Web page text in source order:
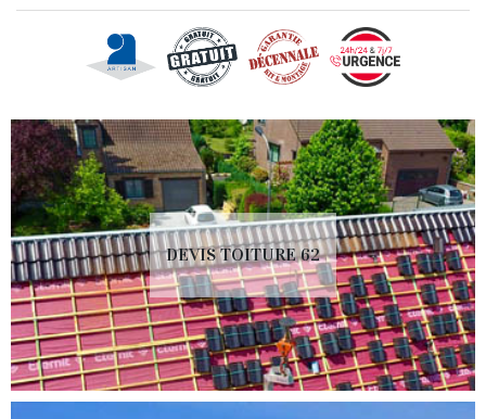
DEVIS TOITURE 62